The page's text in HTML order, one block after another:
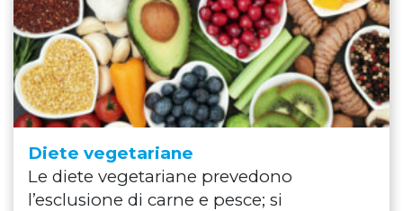
Diete vegetariane
Le diete vegetariane prevedono
l’esclusione di carne e pesce; si